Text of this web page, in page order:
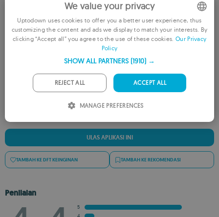
Beri Nilai Aplikasi Ini
ULAS APLIKASI INI
TAMBAH KE DFT KEINGINAN TAMBAH KE REKOMENDASI
Penilaian
5
ENGLISH
We value your privacy
Uptodown uses cookies to offer you a better user experience, thus
customizing the content and ads we display to match your interests. By
clicking “Accept all” you agree to the use of these cookies. Our Privacy
Policy
SHOW ALL PARTNERS (1910) →
ACCEPT ALL
REJECT ALL
MANAGE PREFERENCES